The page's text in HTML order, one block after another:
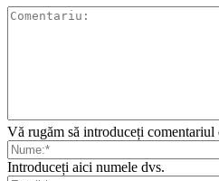
Vă rugăm să introduceți comentariul
Introduceți aici numele dvs.